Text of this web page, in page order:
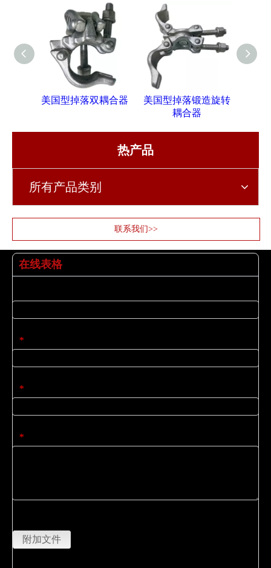
美国型掉落双耦合器
美国型掉落锻造旋转
耦合器
热产品
所有产品类别
联系我们>>
在线表格
*
*
*
附加文件